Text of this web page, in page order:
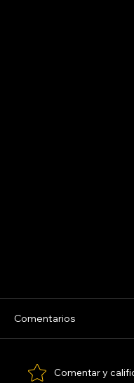
INDIO SOLARI
Comentarios
Comentar y